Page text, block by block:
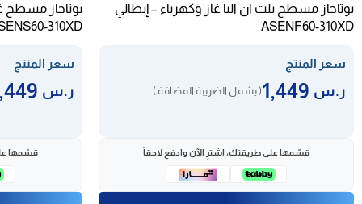
بوتاجاز مسطح بلت ان البا غاز وكهرباء – إيطالي
ASENF60-310XD
سعر المنتج
ر.س ( يشمل الضريبة المضافة )
قسّمها على طريقتك، اشترِ الآن وادفع لاحقاً
بوتاجاز مسطح
310XD
سعر المنتج
ر.س
قسّمها